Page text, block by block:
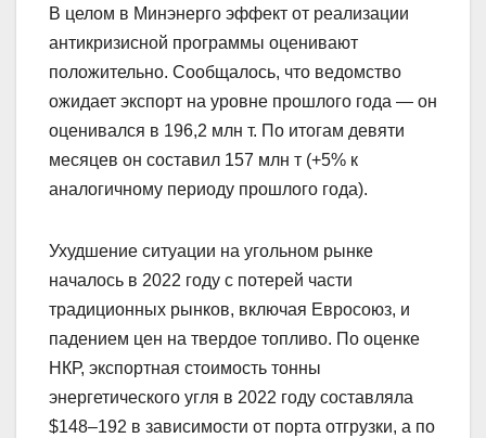
В целом в Минэнерго эффект от реализации
антикризисной программы оценивают
положительно. Сообщалось, что ведомство
ожидает экспорт на уровне прошлого года — он
оценивался в 196,2 млн т. По итогам девяти
месяцев он составил 157 млн т (+5% к
аналогичному периоду прошлого года).
Ухудшение ситуации на угольном рынке
началось в 2022 году с потерей части
традиционных рынков, включая Евросоюз, и
падением цен на твердое топливо. По оценке
НКР, экспортная стоимость тонны
энергетического угля в 2022 году составляла
$148–192 в зависимости от порта отгрузки, а по